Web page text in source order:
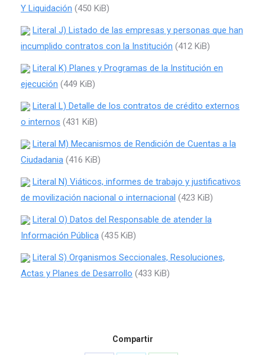
Y Liquidación (450 KiB)
Literal J) Listado de las empresas y personas que han
incumplido contratos con la Institución (412 KiB)
Literal K) Planes y Programas de la Institución en
ejecución (449 KiB)
Literal L) Detalle de los contratos de crédito externos
o internos (431 KiB)
Literal M) Mecanismos de Rendición de Cuentas a la
Ciudadania (416 KiB)
Literal N) Viáticos, informes de trabajo y justificativos
de movilización nacional o internacional (423 KiB)
Literal O) Datos del Responsable de atender la
Información Pública (435 KiB)
Literal S) Organismos Seccionales, Resoluciones,
Actas y Planes de Desarrollo (433 KiB)
Compartir